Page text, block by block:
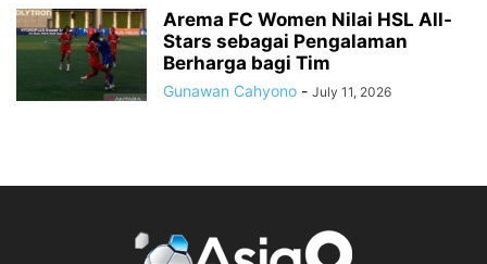
Arema FC Women Nilai HSL All-
Stars sebagai Pengalaman
Berharga bagi Tim
Gunawan Cahyono - July 11, 2026